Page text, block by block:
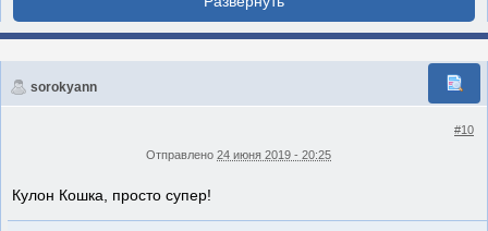
sorokyann
#10
Отправлено 24 июня 2019 - 20:25
Кулон Кошка, просто супер!